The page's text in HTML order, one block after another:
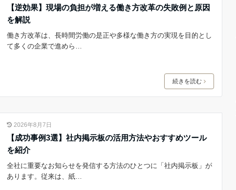
【逆効果】現場の負担が増える働き方改革の失敗例と原因
を解説
働き方改革は、長時間労働の是正や多様な働き方の実現を目的とし
て多くの企業で進めら…
続きを読む
2026年8月7日
【成功事例3選】社内掲示板の活用方法やおすすめツール
を紹介
全社に重要なお知らせを発信する方法のひとつに「社内掲示板」が
あります。従来は、紙…